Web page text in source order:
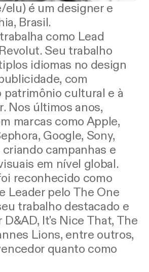
elu) é um designer e
Brasil.
como Lead
Seu trabalho
idiomas no design
com
patrimônio cultural e à
Nos últimos anos,
marcas como Apple,
Google, Sony,
campanhas e
em nível global.
reconhecido como
Leader pelo The One
trabalho destacado e
D&AD, It's Nice That, The
Lions, entre outros,
quanto como